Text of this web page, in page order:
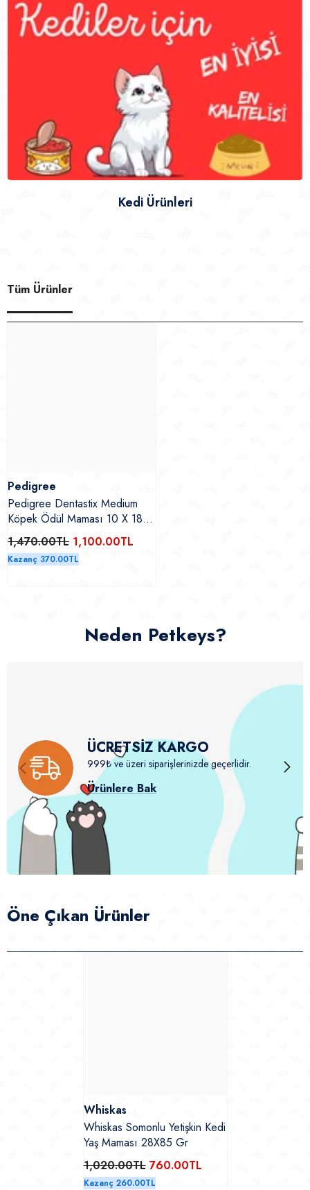
Kedi Ürünleri
Tüm Ürünler
Pedigree
Pedigree Dentastix Medium
Köpek Ödül Maması 10 X 180
Gr
1,470.00TL 1,100.00TL
Kazanç 370.00TL
Neden Petkeys?
ÜCRETSİZ KARGO
999₺ ve üzeri siparişlerinizde geçerlidir.
Ürünlere Bak
Öne Çıkan Ürünler
Whiskas
Whiskas Somonlu Yetişkin Kedi
Yaş Maması 28X85 Gr
1,020.00TL 760.00TL
Kazanç 260.00TL